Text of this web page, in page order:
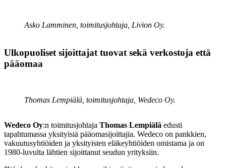
Asko Lamminen, toimitusjohtaja, Livion Oy.
Ulkopuoliset sijoittajat tuovat sekä verkostoja että
pääomaa
Thomas Lempiälä, toimitusjohtaja, Wedeco Oy.
Wedeco Oy:n toimitusjohtaja Thomas Lempiälä edusti
tapahtumassa yksityisiä pääomasijoittajia. Wedeco on pankkien,
vakuutusyhtiöiden ja yksityisten eläkeyhtiöiden omistama ja on
1980-luvulta lähtien sijoittanut seudun yrityksiin.